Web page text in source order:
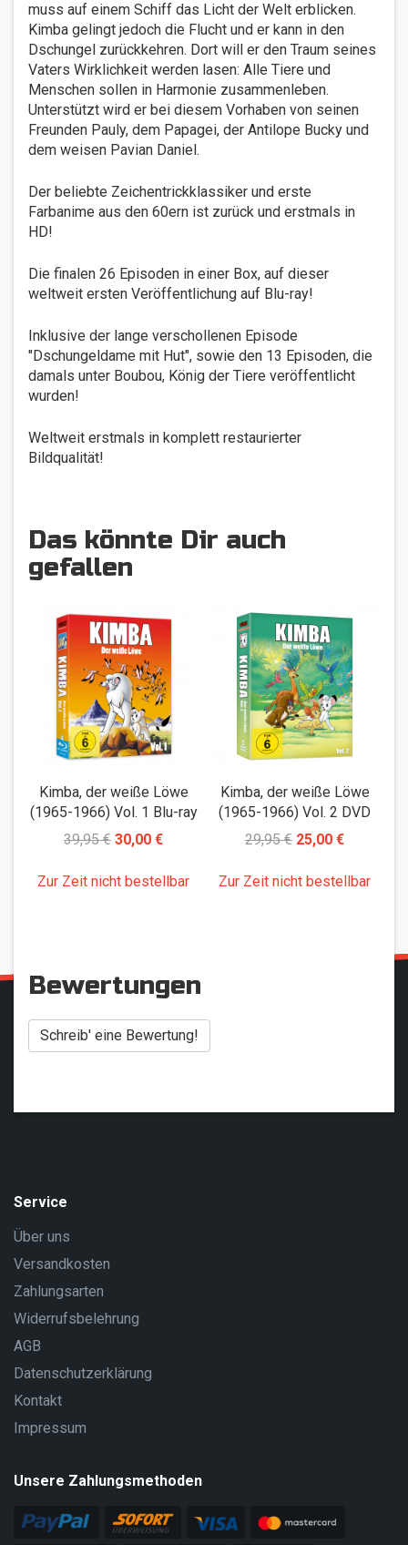
muss auf einem Schiff das Licht der Welt erblicken.
Kimba gelingt jedoch die Flucht und er kann in den
Dschungel zurückkehren. Dort will er den Traum seines
Vaters Wirklichkeit werden lasen: Alle Tiere und
Menschen sollen in Harmonie zusammenleben.
Unterstützt wird er bei diesem Vorhaben von seinen
Freunden Pauly, dem Papagei, der Antilope Bucky und
dem weisen Pavian Daniel.
Der beliebte Zeichentrickklassiker und erste
Farbanime aus den 60ern ist zurück und erstmals in
HD!
Die finalen 26 Episoden in einer Box, auf dieser
weltweit ersten Veröffentlichung auf Blu-ray!
Inklusive der lange verschollenen Episode
"Dschungeldame mit Hut", sowie den 13 Episoden, die
damals unter Boubou, König der Tiere veröffentlicht
wurden!
Weltweit erstmals in komplett restaurierter
Bildqualität!
Das könnte Dir auch
gefallen
Kimba, der weiße Löwe
(1965-1966) Vol. 1 Blu-ray
39,95 € 30,00 €
Zur Zeit nicht bestellbar
Kimba, der weiße Löwe
(1965-1966) Vol. 2 DVD
29,95 € 25,00 €
Zur Zeit nicht bestellbar
Bewertungen
Schreib' eine Bewertung!
Service
Über uns
Versandkosten
Zahlungsarten
Widerrufsbelehrung
AGB
Datenschutzerklärung
Kontakt
Impressum
Unsere Zahlungsmethoden